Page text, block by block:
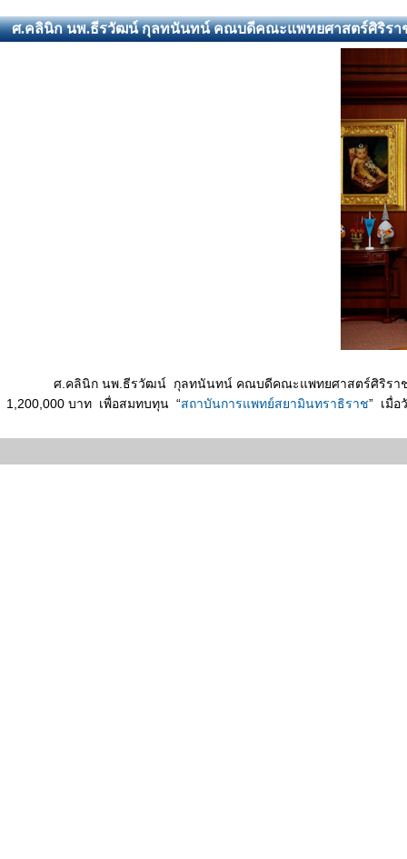
ศ.คลินิก นพ.ธีรวัฒน์ กุลทนันทน์ คณบดีคณะแพทยศาสตร์ศิริรา
ศ.คลินิก นพ.ธีรวัฒน์ กุลทนันทน์ คณบดีคณะแพทยศาสตร์ศิริราชพยา
1,200,000 บาท เพื่อสมทบทุน “สถาบันการแพทย์สยามินทราธิราช” เมื่